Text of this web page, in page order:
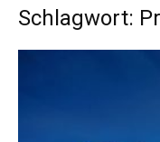
Schlagwort: